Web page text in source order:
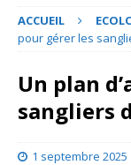
ACCUEIL
pour gérer les
Un plan
sangliers
1 septembre 2025